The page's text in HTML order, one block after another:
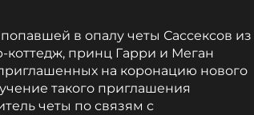
попавшей в опалу четы Сассексов из
принц Гарри и Меган
на коронацию нового
такого приглашения
четы по связям с